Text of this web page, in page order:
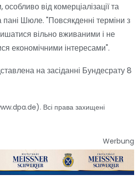
від комерціалізації та
пані Шюле. "Повсякденні терміни з
вільно вживаними і не
економічними інтересами".
на засіданні Бундесрату 8
Всі права захищені
Werbung